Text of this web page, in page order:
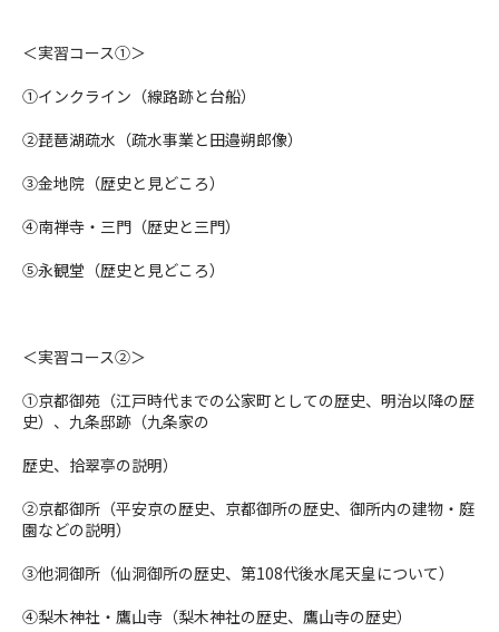
＜実習コース①＞
①インクライン（線路跡と台船）
②琵琶湖疏水（疏水事業と田邉朔郎像）
③金地院（歴史と見どころ）
④南禅寺・三門（歴史と三門）
⑤永観堂（歴史と見どころ）
＜実習コース②＞
➀京都御苑（江戸時代までの公家町としての歴史、明治以降の歴
史）、九条邸跡（九条家の
歴史、拾翠亭の説明）
②京都御所（平安京の歴史、京都御所の歴史、御所内の建物・庭
園などの説明）
③他洞御所（仙洞御所の歴史、第108代後水尾天皇について）
④梨木神社・鷹山寺（梨木神社の歴史、鷹山寺の歴史）